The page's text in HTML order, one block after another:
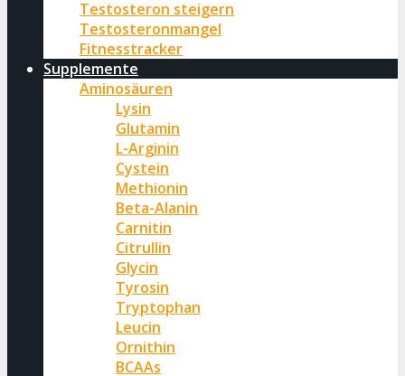
Testosteron steigern
Testosteronmangel
Fitnesstracker
Supplemente
Aminosäuren
Lysin
Glutamin
L-Arginin
Cystein
Methionin
Beta-Alanin
Carnitin
Citrullin
Glycin
Tyrosin
Tryptophan
Leucin
Ornithin
BCAAs